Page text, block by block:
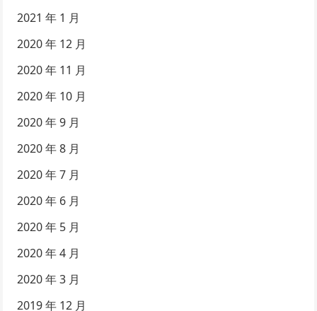
2021 年 1 月
2020 年 12 月
2020 年 11 月
2020 年 10 月
2020 年 9 月
2020 年 8 月
2020 年 7 月
2020 年 6 月
2020 年 5 月
2020 年 4 月
2020 年 3 月
2019 年 12 月